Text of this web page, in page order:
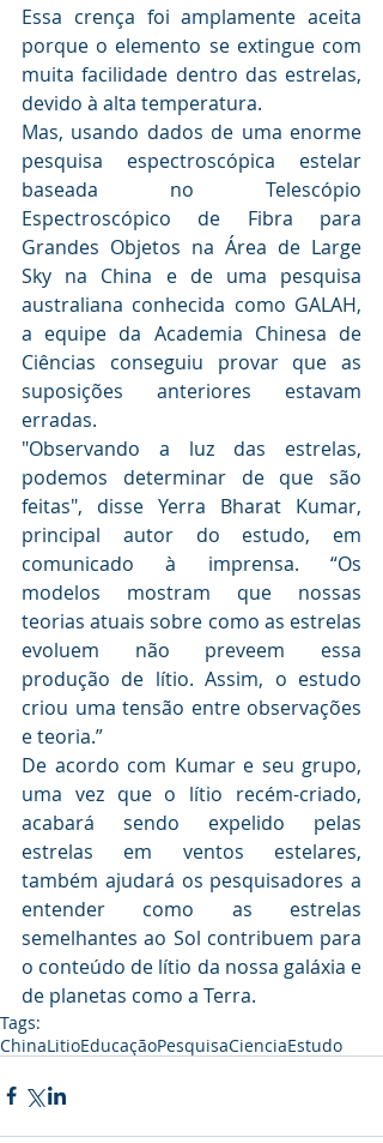
Essa crença foi amplamente aceita
porque o elemento se extingue com
muita facilidade dentro das estrelas,
devido à alta temperatura.
Mas, usando dados de uma enorme
pesquisa espectroscópica estelar
baseada no Telescópio
Espectroscópico de Fibra para
Grandes Objetos na Área de Large
Sky na China e de uma pesquisa
australiana conhecida como GALAH,
a equipe da Academia Chinesa de
Ciências conseguiu provar que as
suposições anteriores estavam
erradas.
"Observando a luz das estrelas,
podemos determinar de que são
feitas", disse Yerra Bharat Kumar,
principal autor do estudo, em
comunicado à imprensa. “Os
modelos mostram que nossas
teorias atuais sobre como as estrelas
evoluem não preveem essa
produção de lítio. Assim, o estudo
criou uma tensão entre observações
e teoria.”
De acordo com Kumar e seu grupo,
uma vez que o lítio recém-criado,
acabará sendo expelido pelas
estrelas em ventos estelares,
também ajudará os pesquisadores a
entender como as estrelas
semelhantes ao Sol contribuem para
o conteúdo de lítio da nossa galáxia e
de planetas como a Terra.
Tags:
ChinaLitioEducaçãoPesquisaCienciaEstudo